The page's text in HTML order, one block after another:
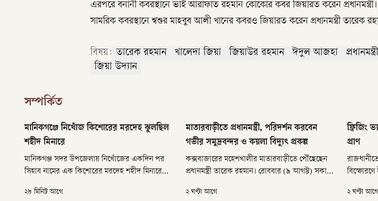
এরপরে বনানী কবরস্থানে ভাই আরাফাত রহমান কোকোর কবর জিয়ারত করেন
সামরিক কবরস্থানে শ্বশুর মাহবুব আলী খানের কবরও জিয়ারত করেন প্রধানমন্ত্রী তারেক
বিষয়: তারেক রহমান খালেদা জিয়া জিয়াউর রহমান ঈদুল আজহা
প্রধানমন্ত্রী
জিয়া উদ্যান
সম্পর্কিত
মানিকগঞ্জে নিখোঁজ কিশোরের মরদেহ ঝুলছিল
শহীদ মিনারে
মানিকগঞ্জ সদর উপজেলায় নিখোঁজের একদিন পর
সিহাব নামের এক কিশোরের মরদেহ শহীদ মিনারে
সকালের দিকে উপজেলার জাগীর ইউনিয়নের
২৮ মিনিট আগে
মাতারবাড়ীতে প্রধানমন্ত্রী, পরিদর্শন করবেন
গভীর সমুদ্রবন্দর ও কয়লা বিদ্যুৎ প্রকল্প
কক্সবাজারের মহেশখালীর মাতারবাড়ীতে পৌঁছেছেন
প্রধানমন্ত্রী তারেক রহমান। রোববার (৯ আগস্ট) সকাল
পৌঁছান। এর আগে সকাল সোয়া ৯টার দিকে ঢাকার
২ ঘণ্টা আগে
ফ্রিজিং
প্রাণ
শনিবার
২ ঘণ্টা আগে